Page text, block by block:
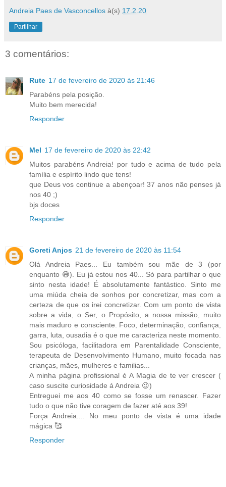
Andreia Paes de Vasconcellos à(s) 17.2.20
Partilhar
3 comentários:
Rute 17 de fevereiro de 2020 às 21:46
Parabéns pela posição.
Muito bem merecida!
Responder
Mel 17 de fevereiro de 2020 às 22:42
Muitos parabéns Andreia! por tudo e acima de tudo pela
família e espírito lindo que tens!
que Deus vos continue a abençoar! 37 anos não penses já
nos 40 ;)
bjs doces
Responder
Goreti Anjos 21 de fevereiro de 2020 às 11:54
Olá Andreia Paes... Eu também sou mãe de 3 (por
enquanto 😅). Eu já estou nos 40... Só para partilhar o que
sinto nesta idade! É absolutamente fantástico. Sinto me
uma miúda cheia de sonhos por concretizar, mas com a
certeza de que os irei concretizar. Com um ponto de vista
sobre a vida, o Ser, o Propósito, a nossa missão, muito
mais maduro e consciente. Foco, determinação, confiança,
garra, luta, ousadia é o que me caracteriza neste momento.
Sou psicóloga, facilitadora em Parentalidade Consciente,
terapeuta de Desenvolvimento Humano, muito focada nas
crianças, mães, mulheres e familias...
A minha página profissional é A Magia de te ver crescer (
caso suscite curiosidade á Andreia 😉)
Entreguei me aos 40 como se fosse um renascer. Fazer
tudo o que não tive coragem de fazer até aos 39!
Força Andreia.... No meu ponto de vista é uma idade
mágica 🥰
Responder